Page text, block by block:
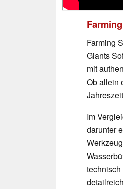
Farming
Giants
mit
Ob allein
Im
darunter